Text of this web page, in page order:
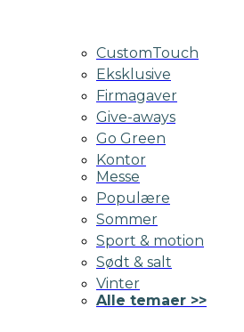
CustomTouch
Eksklusive
Firmagaver
Give-aways
Go Green
Kontor
Messe
Populære
Sommer
Sport & motion
Sødt & salt
Vinter
Alle temaer >>